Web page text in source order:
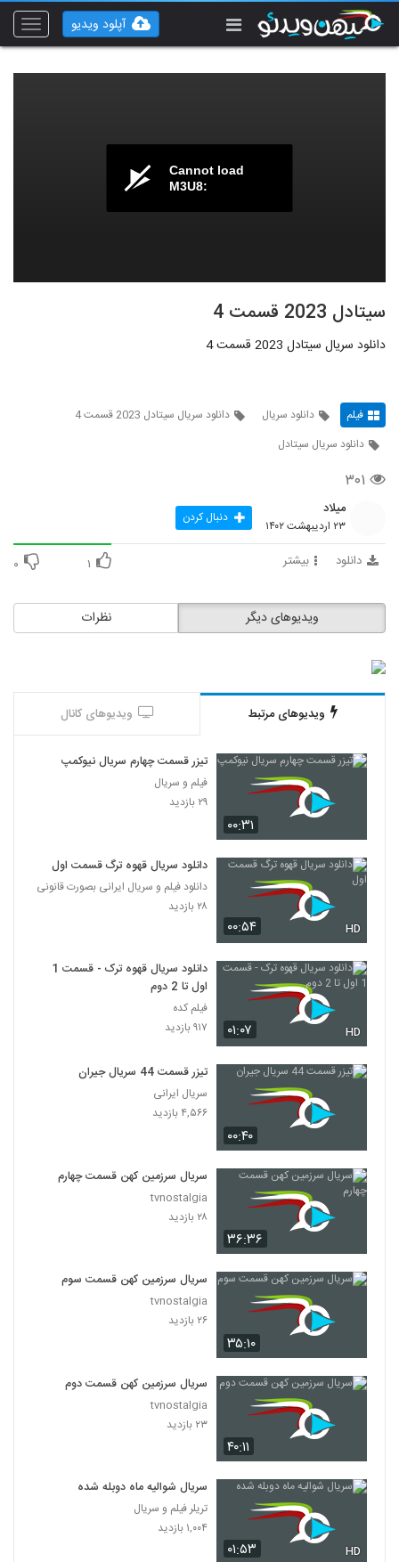
Toggle
آپلود ویدیو
Cannot load
M3U8:
سیتادل 2023 قسمت 4
دانلود سریال سیتادل 2023 قسمت 4
فیلم دانلود سریال
دانلود سریال سیتادل 2023 قسمت 4
دانلود سریال سیتادل
۳۰۱
میلاد
۲۳ اردیبهشت ۱۴۰۲ دنبال کردن
دانلود بیشتر ۱ ۰
نظرات ویدیوهای دیگر
ویدیوهای مرتبط ویدیوهای کانال
۰۰:۳۱
تیزر قسمت چهارم سریال نیوکمپ
فیلم و سریال
۲۹ بازدید
۰۰:۵۴ HD
دانلود سریال قهوه ترگ قسمت اول
دانلود فیلم و سریال ایرانی بصورت قانونی
۲۸ بازدید
۰۱:۰۷ HD
دانلود سریال قهوه ترک - قسمت 1
اول تا 2 دوم
فیلم کده
۹۱۷ بازدید
۰۰:۴۰
تیزر قسمت 44 سریال جیران
سریال ایرانی
۴,۵۶۶ بازدید
۳۶:۳۶
سریال سرزمین کهن قسمت چهارم
tvnostalgia
۲۸ بازدید
۳۵:۱۰
سریال سرزمین کهن قسمت سوم
tvnostalgia
۲۶ بازدید
۴۰:۱۱
سریال سرزمین کهن قسمت دوم
tvnostalgia
۲۳ بازدید
۰۱:۵۳ HD
سریال شوالیه ماه دوبله شده
تریلر فیلم و سریال
۱,۰۰۴ بازدید